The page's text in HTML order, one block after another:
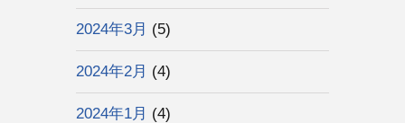
2024年3月 (5)
2024年2月 (4)
2024年1月 (4)